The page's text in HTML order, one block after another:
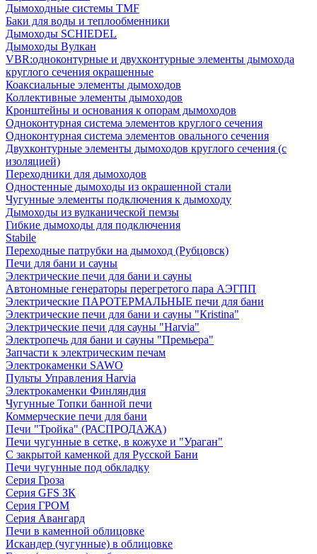
Дымоходные системы TMF
Баки для воды и теплообменники
Дымоходы SCHIEDEL
Дымоходы Вулкан
VBR:одноконтурные и двухконтурные элементы дымохода
круглого сечения окрашенные
Коаксиальные элементы дымоходов
Коллективные элементы дымоходов
Кронштейны и основания к опорам дымоходов
Одноконтурная система элементов круглого сечения
Одноконтурная система элементов овального сечения
Двухконтурные элементы дымоходов круглого сечения (с
изоляцией)
Переходники для дымоходов
Одностенные дымоходы из окрашенной стали
Чугунные элементы подключения к дымоходу
Дымоходы из вулканической пемзы
Гибкие дымоходы для подключения
Stabile
Переходные патрубки на дымоход (Рубцовск)
Печи для бани и сауны
Электрические печи для бани и сауны
Автономные генераторы перегретого пара АЭГПП
Электрические ПАРОТЕРМАЛЬНЫЕ печи для бани
Электрические печи для бани и сауны "Кristina"
Электрические печи для сауны "Harvia"
Электропечь для бани и сауны "Премьера"
Запчасти к электрическим печам
Электрокаменки SAWO
Пульты Управления Harvia
Электрокаменки Финляндия
Чугунные Топки банной печи
Коммерческие печи для бани
Печи "Тройка" (РАСПРОДАЖА)
Печи чугунные в сетке, в кожухе и "Ураган"
С закрытой каменкой для Русской Бани
Печи чугунные под обкладку
Серия Гроза
Серия GFS ЗК
Серия ГРОМ
Серия Авангард
Печи в каменной облицовке
Искандер (чугунные) в облицовке